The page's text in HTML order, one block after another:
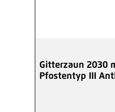
Gitterzaun 2030
Pfostentyp III